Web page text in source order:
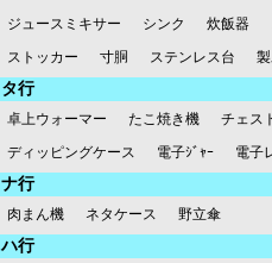
ジュースミキサー
シンク 炊飯器
ストッカー
寸胴 ステンレス台
タ行
卓上ウォーマー たこ焼き機
チェス
ディッピングケース
電子ｼﾞｬｰ 電子
ナ行
肉まん機 ネタケース 野立傘
ハ行